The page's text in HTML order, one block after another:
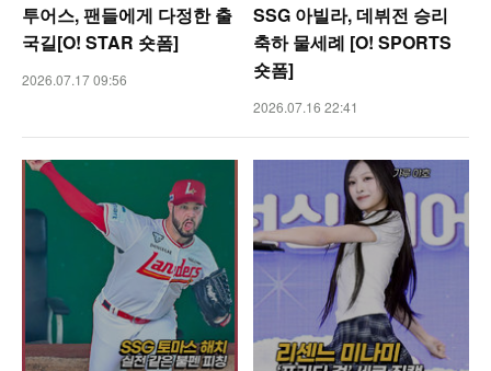
투어스, 팬들에게 다정한 출
국길[O! STAR 숏폼]
2026.07.17 09:56
SSG 아빌라, 데뷔전 승리
축하 물세례 [O! SPORTS
숏폼]
2026.07.16 22:41